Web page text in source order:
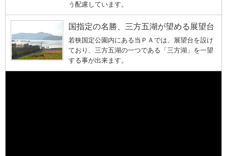
う配慮しています。
国指定の名勝、三方五湖が望める展望台
若狭国定公園内にある当ＰＡでは、展望台を設け
ており、三方五湖の一つである「三方湖」を一望
する事が出来ます。